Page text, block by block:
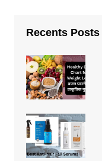
Recents Posts